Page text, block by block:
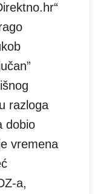
razloga
dobio
vremena
a,